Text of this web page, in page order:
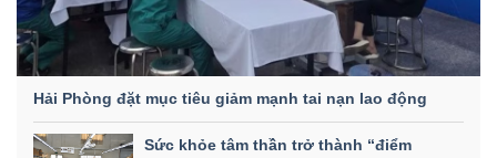
Hải Phòng đặt mục tiêu giảm mạnh tai nạn lao động
Sức khỏe tâm thần trở thành “điểm